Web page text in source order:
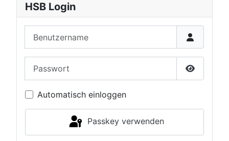
HSB Login
Passwort
Automatisch einloggen
Passkey verwenden